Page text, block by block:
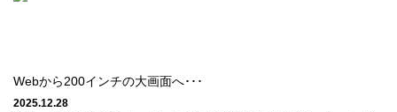
Webから200インチの大画面へ･･･
2025.12.28